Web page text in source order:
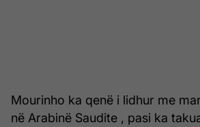
Mourinho ka qenë i lidhur me
në Arabinë Saudite , pasi ka